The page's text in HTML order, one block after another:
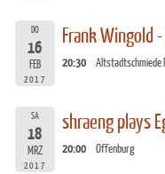
DO
16
FEB
2017
Frank Wingold
20:30 Altstadtschmiede
SA
18
MRZ
2017
shraeng plays
20:00 Offenburg